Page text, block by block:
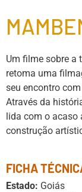
Um filme sobre a
retoma uma
seu encontro
Através da
lida com o acaso
construção
FICHA
Estado: Goiás